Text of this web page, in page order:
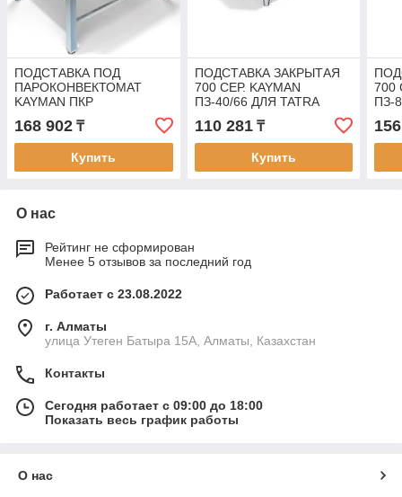
ПОДСТАВКА ПОД
ПАРОКОНВЕКТОМАТ
KAYMAN ПКР
168 902 ₸
Купить
ПОДСТАВКА ЗАКРЫТАЯ
700 СЕР. KAYMAN
ПЗ-40/66 ДЛЯ TATRA
110 281₸
Купить
700
ПЗ-
О нас
Рейтинг не сформирован
Менее 5 отзывов за последний год
Работает с 23.08.2022
г. Алматы
улица Утеген Батыра 15А, Алматы, Казахстан
Контакты
Сегодня работает с 09:00 до 18:00
Показать весь график работы
О нас